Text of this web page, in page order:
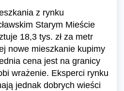
z rynku
Starym Mieście
18,3 tys. zł za metr
nowe mieszkanie kupimy
cena jest na granicy
wrażenie. Eksperci rynku
jednak dobrych wieści